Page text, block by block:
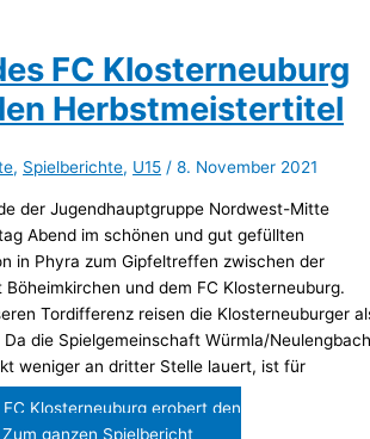
FC Klosterneuburg
Herbstmeistertitel
, Spielberichte, U15 /8. November 2021
der Jugendhauptgruppe Nordwest-Mitte
Abend im schönen und gut gefüllten
in Phyra zum Gipfeltreffen zwischen der
und dem FC Klosterneuburg.
Tordifferenz reisen die Klosterneuburger
die Spielgemeinschaft Würmla/
weniger an dritter Stelle lauert, ist für
FC Klosterneuburg erobert den
Zum ganzen Spielbericht